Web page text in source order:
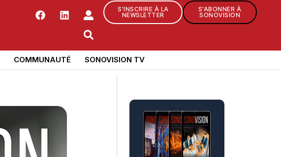
S'INSCRIRE À LA
NEWSLETTER
S'ABONNER À
SONOVISION
COMMUNAUTÉ SONOVISION TV